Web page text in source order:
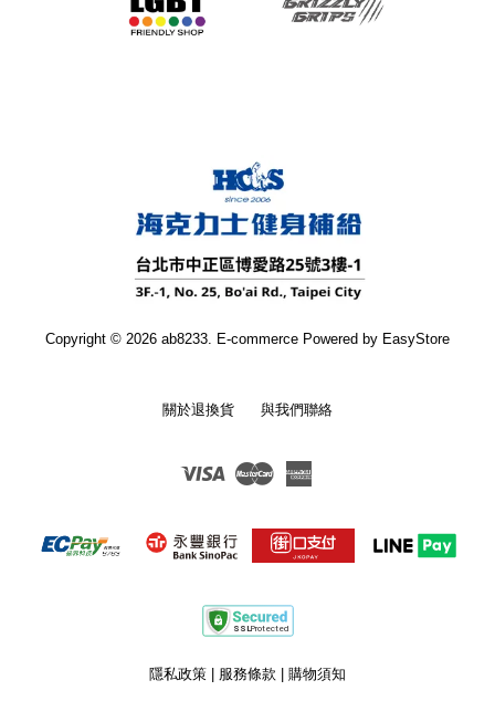
Copyright © 2026 ab8233. E-commerce Powered by EasyStore
關於退換貨 與我們聯絡
Visa Master
隱私政策 服務條款 購物須知